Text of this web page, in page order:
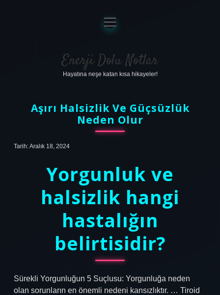
Anasayfa
Gizlilik Politikası
Yasal Uyarı
menüyü
aç
Enerji Dolu Notlar
Hayatına neşe katan kısa hikayeler!
Aşırı Halsizlik Ve Güçsüzlük
Neden Olur
Tarih: Aralık 18, 2024
Yorgunluk ve
halsizlik hangi
hastalığın
belirtisidir?
Sürekli Yorgunluğun 5 Suçlusu: Yorgunluğa neden
olan sorunların en önemli nedeni kansızlıktır. … Tiroid